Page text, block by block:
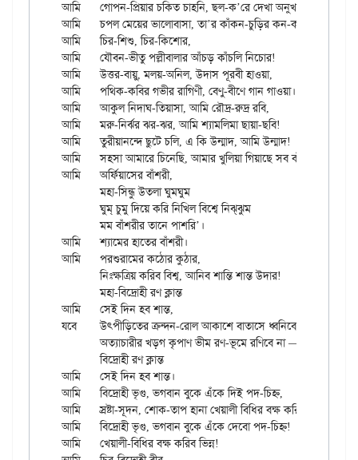
আমি	গোপন-প্রিয়ার চকিত চাহনি, ছল-ক’রে দেখা অনুখন,
আমি	চপল মেয়ের ভালোবাসা, তা’র কাঁকন-চুড়ির কন-কন!
আমি	চির-শিশু, চির-কিশোর,
আমি	যৌবন-ভীতু পল্লীবালার আঁচড় কাঁচলি নিচোর!
আমি	উত্তর-বায়ু, মলয়-অনিল, উদাস পূরবী হাওয়া,
আমি	পথিক-কবির গভীর রাগিণী, বেণু-বীণে গান গাওয়া।
আমি	আকুল নিদাঘ-তিয়াসা, আমি রৌদ্র-রুদ্র রবি,
আমি	মরু-নির্ঝর ঝর-ঝর, আমি শ্যামলিমা ছায়া-ছবি!
আমি	তুরীয়ানন্দে ছুটে চলি, এ কি উন্মাদ, আমি উন্মাদ!
আমি	সহসা আমারে চিনেছি, আমার খুলিয়া গিয়াছে সব বাঁধ!
আমি	অর্ফিয়াসের বাঁশরী,
	মহা-সিন্ধু উতলা ঘুমঘুম
	ঘুম্‌ চুমু দিয়ে করি নিখিল বিশ্বে নিঝ্‌ঝুম
	মম বাঁশরীর তানে পাশরি’।
আমি	শ্যামের হাতের বাঁশরী।
আমি	পরশুরামের কঠোর কুঠার,
	নিঃক্ষত্রিয় করিব বিশ্ব, আনিব শান্তি শান্ত উদার!
	মহা-বিদ্রোহী রণ ক্লান্ত
আমি	সেই দিন হব শান্ত,
যবে	উত্‍পীড়িতের ক্রন্দন-রোল আকাশে বাতাসে ধ্বনিবে না —
	অত্যাচারীর খড়গ কৃপাণ ভীম রণ-ভূমে রণিবে না —
	বিদ্রোহী রণ ক্লান্ত
আমি	সেই দিন হব শান্ত।
আমি	বিদ্রোহী ভৃগু, ভগবান বুকে এঁকে দিই পদ-চিহ্ন,
আমি	স্রষ্টা-সূদন, শোক-তাপ হানা খেয়ালী বিধির বক্ষ করিব ভিন্ন!
আমি	বিদ্রোহী ভৃগু, ভগবান বুকে এঁকে দেবো পদ-চিহ্ন!
আমি	খেয়ালী-বিধির বক্ষ করিব ভিন্ন!